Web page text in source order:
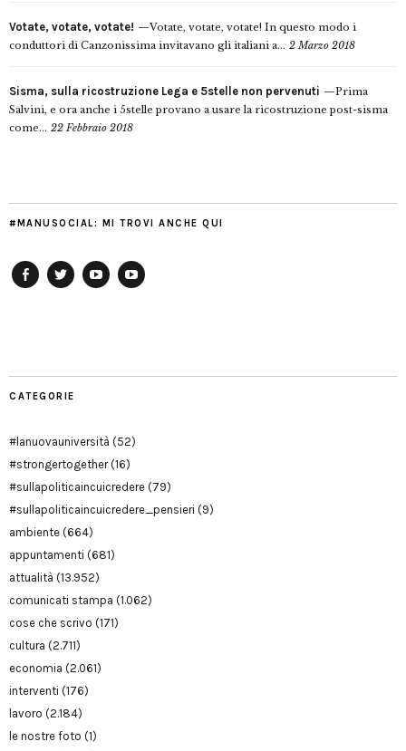
Votate, votate, votate!
Votate, votate, votate! In questo modo i
conduttori di Canzonissima invitavano gli italiani a... 2 Marzo 2018
Sisma, sulla ricostruzione Lega e 5stelle non pervenuti
Prima
Salvini, e ora anche i 5stelle provano a usare la ricostruzione post-sisma
come... 22 Febbraio 2018
#MANUSOCIAL: MI TROVI ANCHE QUI
CATEGORIE
#lanuovauniversità (52)
#strongertogether(16)
#sullapoliticaincuicredere (79)
#sullapoliticaincuicredere_pensieri (9)
ambiente (664)
appuntamenti (681)
attualità (13.952)
comunicati stampa (1.062)
cose che scrivo (171)
cultura (2.711)
economia (2.061)
interventi (176)
lavoro (2.184)
le nostre foto (1)